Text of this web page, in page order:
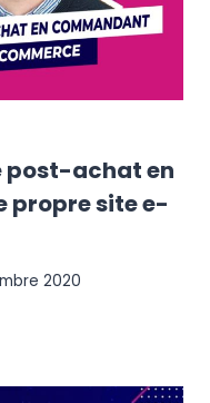
post-achat en
propre site e-
2020